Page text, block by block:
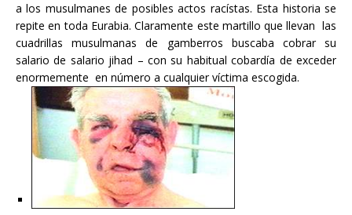
a los musulmanes de posibles actos racístas. Esta historia se
repite en toda Eurabia. Claramente este martillo que llevan las
cuadrillas musulmanas de gamberros buscaba cobrar su
salario de salario jihad – con su habitual cobardía de exceder
enormemente en número a cualquier víctima escogida.